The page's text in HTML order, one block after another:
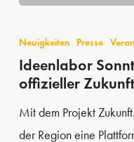
Sonntag
Coworking
als
offizieller
Zukunft.Raum
Neuigkeiten Presse
Ideenlabor
offizieller
Mit dem Projekt
der Region eine